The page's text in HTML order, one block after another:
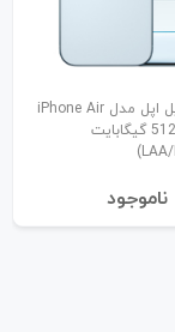
گوشی موبایل اپل مدل iPhone Air
ظرفیت 512/12 گیگابایت
نا‌موجود